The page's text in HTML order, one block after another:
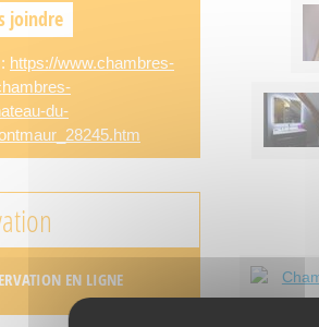
joindre
https://www.chambres-
du-
EN LIGNE